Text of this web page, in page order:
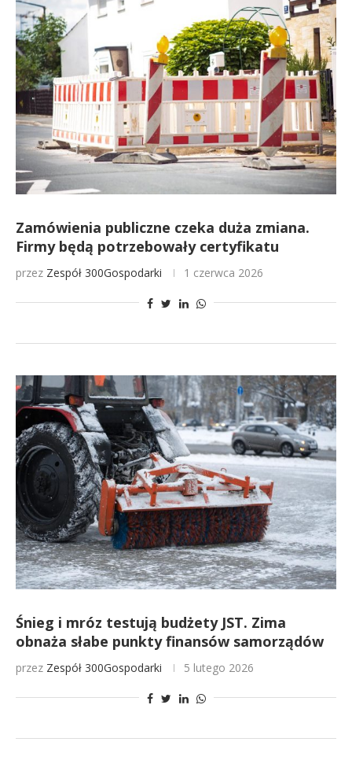
Zamówienia publiczne czeka duża zmiana.
Firmy będą potrzebowały certyfikatu
przez Zespół 300Gospodarki 1 czerwca 2026
Śnieg i mróz testują budżety JST. Zima
obnaża słabe punkty finansów samorządów
przez Zespół 300Gospodarki 5 lutego 2026